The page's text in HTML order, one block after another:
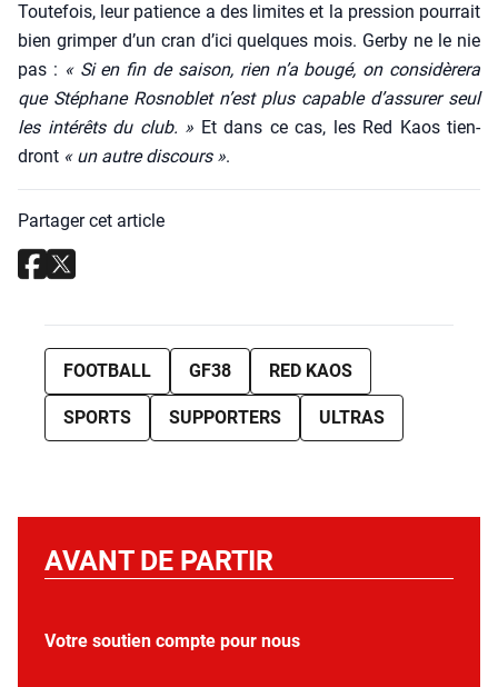
Tou­te­fois, leur patience a des limites et la pres­sion pour­rait
bien grim­per d’un cran d’i­ci quelques mois. Ger­by ne le nie
pas : « Si en fin de sai­son, rien n’a bou­gé, on consi­dè­re­ra
que Sté­phane Ros­no­blet n’est plus capable d’as­su­rer seul
les inté­rêts du club. » Et dans ce cas, les Red Kaos tien­
dront « un autre dis­cours ».
Partager cet article
FOOTBALL GF38 RED KAOS
SPORTS SUPPORTERS ULTRAS
AVANT DE PARTIR
Votre soutien compte pour nous